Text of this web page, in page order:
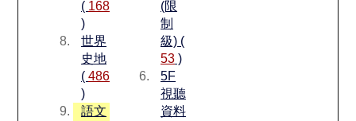
( 168
)
世界
史地
( 486
)
語文
(限
制
級) (
53)
5F
視聽
資料